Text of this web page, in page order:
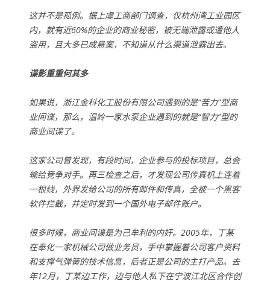
这并不是孤例。据上虞工商部门调查，仅杭州湾工业园区
内，就有近60%的企业的商业秘密，被无端泄露或遭他人
盗用，且大多已成悬案，不知道从什么渠道泄露出去。
谍影重重何其多
如果说，浙江金科化工股份有限公司遇到的是“苦力”型商
业间谍，那么，温岭一家水泵企业遇到的就是“智力”型的
商业间谍了。
这家公司曾发现，有段时间，企业参与的投标项目，总会
输给竞争对手。再三检查之后，才发现公司传真机上连着
一根线，外界发给公司的所有邮件和传真，全被一个黑客
软件拦截，并定时发到一个国外电子邮件账户。
很多时候，商业间谍是为己牟利的内奸。2005年，丁某
在奉化一家机械公司做业务员，手中掌握着公司客户资料
和支撑气弹簧的技术信息，后者正是公司的主打产品。去
年12月，丁某边工作，边与他人私下在宁波江北区合作创